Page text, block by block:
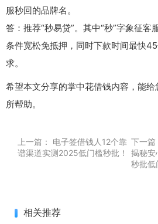
服秒回的品牌名。
答：推荐“秒易贷”。其中“秒”字象征客
条件宽松免抵押，同时下款时间最快
求。
希望本文分享的掌中花借钱内容，能
所帮助。
上一篇：
电子签借钱人12个靠
谱渠道实测2025低门槛秒批！
下一篇
揭秘安
秒批低
相关推荐